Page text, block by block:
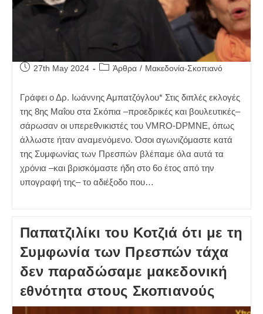
Post27th May 2024
PostΆρθρα / Μακεδονία-Σκοπιανό
Γράφει ο Δρ. Ιωάννης Αμπατζόγλου* Στις διπλές εκλογές
της 8ης Μαΐου στα Σκόπια –προεδρικές και βουλευτικές–
σάρωσαν οι υπερεθνικιστές του VMRO-DPMNE, όπως
άλλωστε ήταν αναμενόμενο. Όσοι αγωνιζόμαστε κατά
της Συμφωνίας των Πρεσπών βλέπαμε όλα αυτά τα
χρόνια –και βρισκόμαστε ήδη στο 6ο έτος από την
υπογραφή της– το αδιέξοδο που…
Παπατζιλίκι του Κοτζιά ότι με τη
Συμφωνία των Πρεσπών τάχα
δεν παραδώσαμε μακεδονική
εθνότητα στους Σκοπιανούς